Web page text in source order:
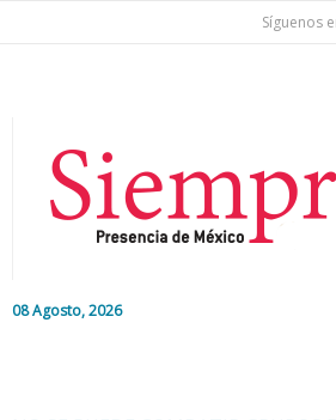
Síguenos
08 Agosto, 2026